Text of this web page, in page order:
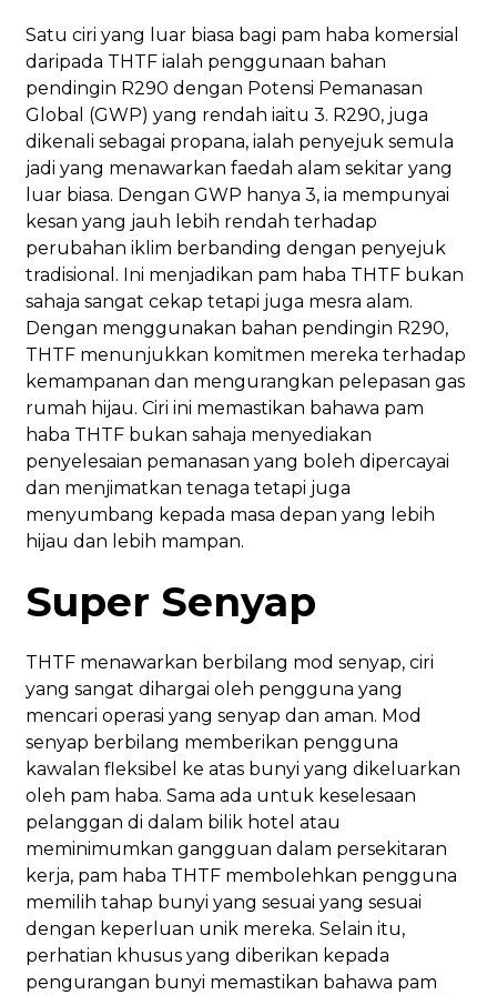
Satu ciri yang luar biasa bagi pam haba komersial
daripada THTF ialah penggunaan bahan
pendingin R290 dengan Potensi Pemanasan
Global (GWP) yang rendah iaitu 3. R290, juga
dikenali sebagai propana, ialah penyejuk semula
jadi yang menawarkan faedah alam sekitar yang
luar biasa. Dengan GWP hanya 3, ia mempunyai
kesan yang jauh lebih rendah terhadap
perubahan iklim berbanding dengan penyejuk
tradisional. Ini menjadikan pam haba THTF bukan
sahaja sangat cekap tetapi juga mesra alam.
Dengan menggunakan bahan pendingin R290,
THTF menunjukkan komitmen mereka terhadap
kemampanan dan mengurangkan pelepasan gas
rumah hijau. Ciri ini memastikan bahawa pam
haba THTF bukan sahaja menyediakan
penyelesaian pemanasan yang boleh dipercayai
dan menjimatkan tenaga tetapi juga
menyumbang kepada masa depan yang lebih
hijau dan lebih mampan.
Super Senyap
THTF menawarkan berbilang mod senyap, ciri
yang sangat dihargai oleh pengguna yang
mencari operasi yang senyap dan aman. Mod
senyap berbilang memberikan pengguna
kawalan fleksibel ke atas bunyi yang dikeluarkan
oleh pam haba. Sama ada untuk keselesaan
pelanggan di dalam bilik hotel atau
meminimumkan gangguan dalam persekitaran
kerja, pam haba THTF membolehkan pengguna
memilih tahap bunyi yang sesuai yang sesuai
dengan keperluan unik mereka. Selain itu,
perhatian khusus yang diberikan kepada
pengurangan bunyi memastikan bahawa pam